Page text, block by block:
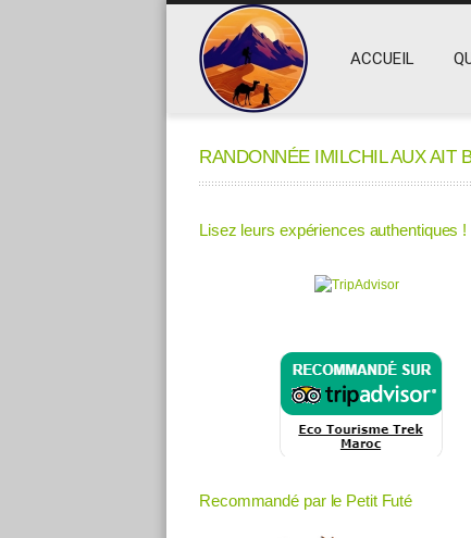
ACCUEIL
RANDONNÉE IMILCHIL AUX AIT
Lisez leurs expériences authentiques !
Recommandé par le Petit Futé